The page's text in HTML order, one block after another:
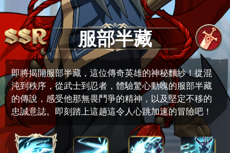
服部半藏
即將揭開服部半藏，這位傳奇英雄的神秘麵紗！從混
沌到秩序，從武士到忍者，體驗驚心動魄的服部半藏
的傳說，感受他那無畏鬥爭的精神，以及堅定不移的
忠誠意誌。即刻踏上這趟這令人心跳加速的冒險吧！